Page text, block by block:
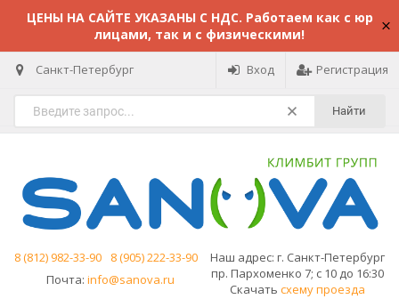
ЦЕНЫ НА САЙТЕ УКАЗАНЫ С НДС. Работаем как с юр
лицами, так и с физическими!
Санкт-Петербург Вход Регистрация
Найти
8 (812) 982-33-90
8 (905) 222-33-90
Почта: info@sanova.ru
Наш адрес: г. Санкт-Петербург
пр. Пархоменко 7; с 10 до 16:30
Скачать схему проезда